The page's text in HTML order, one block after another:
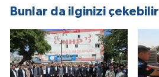
Bunlar da ilginizi çekebilir